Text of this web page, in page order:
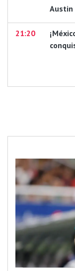
Austin
21:20